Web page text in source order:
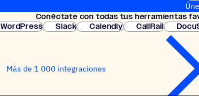
Conéc­tate con todas tus herramientas
WordPress Slack Calendly CallRail
Más de 1 000 integraciones